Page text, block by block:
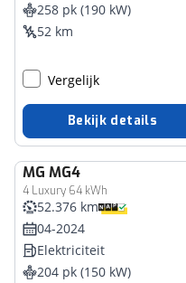
258 pk (190 kW)
52 km
Vergelijk
Bekijk details
MG MG4
4 Luxury 64 kWh
52.376 km
04-2024
Elektriciteit
204 pk (150 kW)